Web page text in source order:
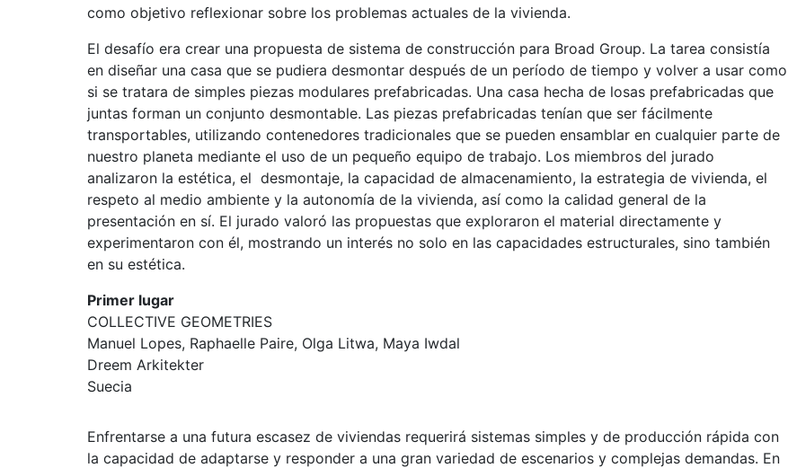
como objetivo reflexionar sobre los problemas actuales de la vivienda.
El desafío era crear una propuesta de sistema de construcción para Broad Group. La tarea consistía
en diseñar una casa que se pudiera desmontar después de un período de tiempo y volver a usar como
si se tratara de simples piezas modulares prefabricadas. Una casa hecha de losas prefabricadas que
juntas forman un conjunto desmontable. Las piezas prefabricadas tenían que ser fácilmente
transportables, utilizando contenedores tradicionales que se pueden ensamblar en cualquier parte de
nuestro planeta mediante el uso de un pequeño equipo de trabajo. Los miembros del jurado
analizaron la estética, el desmontaje, la capacidad de almacenamiento, la estrategia de vivienda, el
respeto al medio ambiente y la autonomía de la vivienda, así como la calidad general de la
presentación en sí. El jurado valoró las propuestas que exploraron el material directamente y
experimentaron con él, mostrando un interés no solo en las capacidades estructurales, sino también
en su estética.
Primer lugar
COLLECTIVE GEOMETRIES
Manuel Lopes, Raphaelle Paire, Olga Litwa, Maya Iwdal
Dreem Arkitekter
Suecia
Enfrentarse a una futura escasez de viviendas requerirá sistemas simples y de producción rápida con
la capacidad de adaptarse y responder a una gran variedad de escenarios y complejas demandas. En